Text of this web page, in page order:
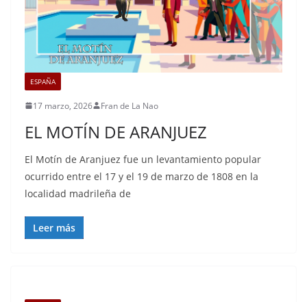
ESPAÑA
17 marzo, 2026 Fran de La Nao
EL MOTÍN DE ARANJUEZ
El Motín de Aranjuez fue un levantamiento popular
ocurrido entre el 17 y el 19 de marzo de 1808 en la
localidad madrileña de
Leer más